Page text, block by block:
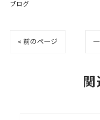
ブログ
< 前のページ